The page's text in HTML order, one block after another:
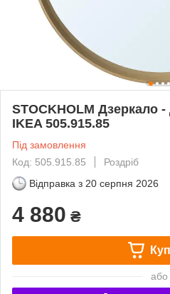
STOCKHOLM Дзеркало
IKEA 505.915.85
Під замовлення
Код: 505.915.85
Роздріб
Відправка з 20 серпня 2026
4 880 ₴
або